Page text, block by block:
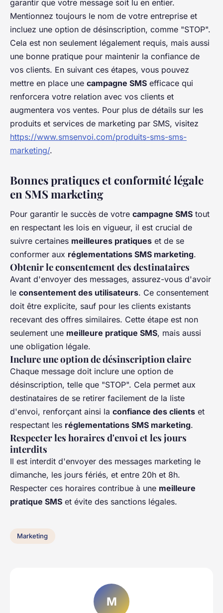
garantir que votre message soit lu en entier.
Mentionnez toujours le nom de votre entreprise et
incluez une option de désinscription, comme "STOP".
Cela est non seulement légalement requis, mais aussi
une bonne pratique pour maintenir la confiance de
vos clients. En suivant ces étapes, vous pouvez
mettre en place une campagne SMS efficace qui
renforcera votre relation avec vos clients et
augmentera vos ventes. Pour plus de détails sur les
produits et services de marketing par SMS, visitez
https://www.smsenvoi.com/produits-sms-sms-
marketing/.
Bonnes pratiques et conformité légale
en SMS marketing
Pour garantir le succès de votre campagne SMS tout
en respectant les lois en vigueur, il est crucial de
suivre certaines meilleures pratiques et de se
conformer aux réglementations SMS marketing.
Obtenir le consentement des destinataires
Avant d'envoyer des messages, assurez-vous d'avoir
le consentement des utilisateurs. Ce consentement
doit être explicite, sauf pour les clients existants
recevant des offres similaires. Cette étape est non
seulement une meilleure pratique SMS, mais aussi
une obligation légale.
Inclure une option de désinscription claire
Chaque message doit inclure une option de
désinscription, telle que "STOP". Cela permet aux
destinataires de se retirer facilement de la liste
d'envoi, renforçant ainsi la confiance des clients et
respectant les réglementations SMS marketing.
Respecter les horaires d'envoi et les jours
interdits
Il est interdit d'envoyer des messages marketing le
dimanche, les jours fériés, et entre 20h et 8h.
Respecter ces horaires contribue à une meilleure
pratique SMS et évite des sanctions légales.
Marketing
M